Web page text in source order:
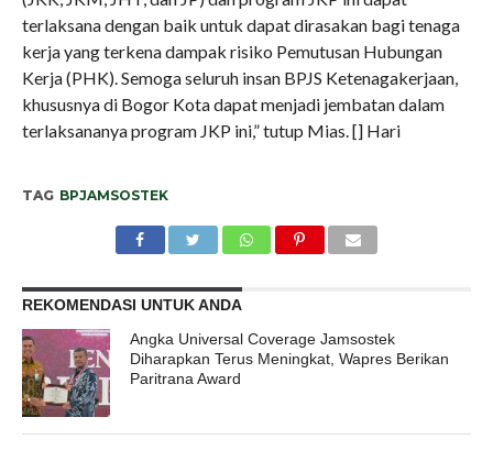
terlaksana dengan baik untuk dapat dirasakan bagi tenaga
kerja yang terkena dampak risiko Pemutusan Hubungan
Kerja (PHK). Semoga seluruh insan BPJS Ketenagakerjaan,
khususnya di Bogor Kota dapat menjadi jembatan dalam
terlaksananya program JKP ini,” tutup Mias. [] Hari
TAG BPJAMSOSTEK
REKOMENDASI UNTUK ANDA
Angka Universal Coverage Jamsostek
Diharapkan Terus Meningkat, Wapres Berikan
Paritrana Award